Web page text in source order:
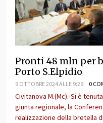
Pronti 48 mln per
Porto S.Elpidio
9 OTTOBRE 2024 ALLE 9:29 0
Civitanova M.(Mc).-Si è
giunta regionale, la
realizzazione della bretella